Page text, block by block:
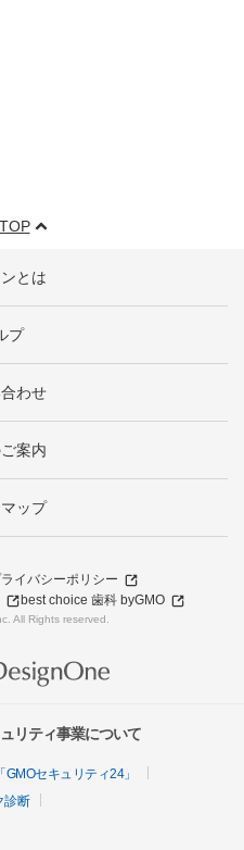
とは
プ
わせ
案内
ップ
イバシーポリシー
best choice 歯科 byGMO
All Rights reserved.
リティ事業について
セキュリティ24」
診断